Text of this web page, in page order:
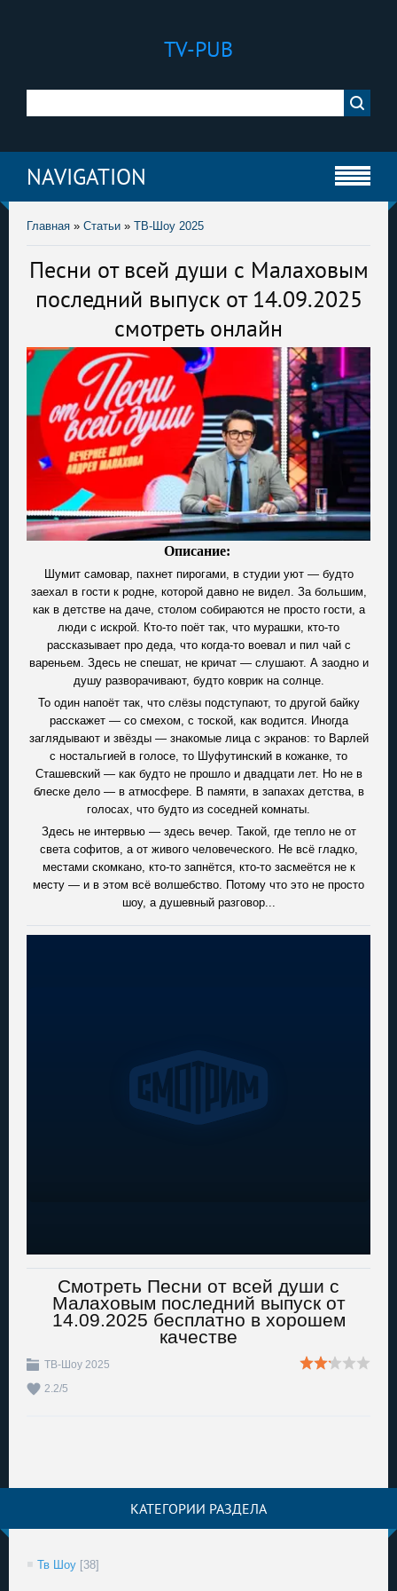
TV-PUB
NAVIGATION
Главная » Статьи » ТВ-Шоу 2025
Песни от всей души с Малаховым
последний выпуск от 14.09.2025
смотреть онлайн
Описание:
Шумит самовар, пахнет пирогами, в студии уют — будто
заехал в гости к родне, которой давно не видел. За большим,
как в детстве на даче, столом собираются не просто гости, а
люди с искрой. Кто-то поёт так, что мурашки, кто-то
рассказывает про деда, что когда-то воевал и пил чай с
вареньем. Здесь не спешат, не кричат — слушают. А заодно и
душу разворачивают, будто коврик на солнце.
То один напоёт так, что слёзы подступают, то другой байку
расскажет — со смехом, с тоской, как водится. Иногда
заглядывают и звёзды — знакомые лица с экранов: то Варлей
с ностальгией в голосе, то Шуфутинский в кожанке, то
Сташевский — как будто не прошло и двадцати лет. Но не в
блеске дело — в атмосфере. В памяти, в запахах детства, в
голосах, что будто из соседней комнаты.
Здесь не интервью — здесь вечер. Такой, где тепло не от
света софитов, а от живого человеческого. Не всё гладко,
местами скомкано, кто-то запнётся, кто-то засмеётся не к
месту — и в этом всё волшебство. Потому что это не просто
шоу, а душевный разговор...
Смотреть Песни от всей души с
Малаховым последний выпуск от
14.09.2025 бесплатно в хорошем
качестве
ТВ-Шоу 2025
2.2/5
КАТЕГОРИИ РАЗДЕЛА
Тв Шоу [38]